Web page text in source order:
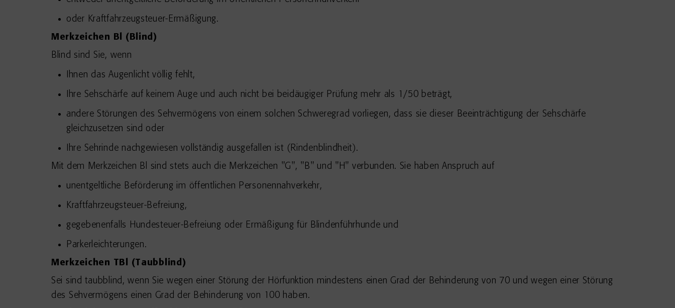
oder Kraftfahrzeugsteuer-Ermäßigung.
Merkzeichen Bl (Blind)
Blind sind Sie, wenn
Ihnen das Augenlicht völlig fehlt,
Ihre Sehschärfe auf keinem Auge und auch nicht bei beidäugiger Prüfung mehr als 1/50 beträgt,
andere Störungen des Sehvermögens von einem solchen Schweregrad vorliegen, dass sie dieser Beeinträchtigung der Sehschärfe
gleichzusetzen sind oder
Ihre Sehrinde nachgewiesen vollständig ausgefallen ist (Rindenblindheit).
Mit dem Merkzeichen Bl sind stets auch die Merkzeichen "G", "B" und "H" verbunden. Sie haben Anspruch auf
unentgeltliche Beförderung im öffentlichen Personennahverkehr,
Kraftfahrzeugsteuer-Befreiung,
gegebenenfalls Hundesteuer-Befreiung oder Ermäßigung für Blindenführhunde und
Parkerleichterungen.
Merkzeichen TBl (Taubblind)
Sei sind taubblind, wenn Sie wegen einer Störung der Hörfunktion mindestens einen Grad der Behinderung von 70 und wegen einer Störung
des Sehvermögens einen Grad der Behinderung von 100 haben.